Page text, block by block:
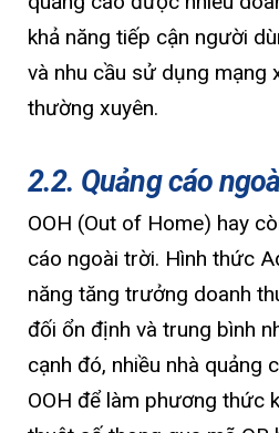
khả năng tiếp cận người
và nhu cầu sử dụng mạng
thường xuyên.
2.2. Quảng cáo
OOH (Out of Home) hay
cáo ngoài trời. Hình thức
năng tăng trưởng doanh
đối ổn định và trung bình
cạnh đó, nhiều nhà quảng
OOH để làm phương thức